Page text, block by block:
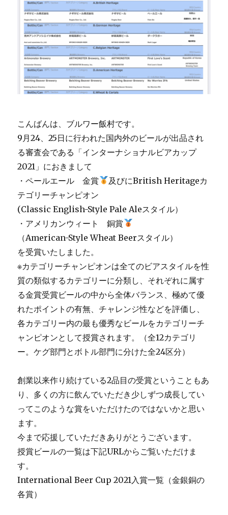
き
ま
し
た
～
に
こんばんは、ブルワー飯村です。
9月24、25日に行われた国内外のビールが出品され
る審査会である「インターナショナルビアカップ
2021」におきまして
・ペールエール 金賞
及びにBritish Heritageカ
テゴリーチャンピオン
(Classic English-Style Pale Aleスタイル）
・アメリカンウィート 銅賞
（American-Style Wheat Beerスタイル）
を受賞いたしました。
※カテゴリーチャンピオンは全てのビアスタイルを性
質の類似するカテゴリーに分類し、それぞれに属す
る金賞受賞ビールの中から全体バランス、極めて優
れたポイントの有無、チャレンジ性などを評価し、
各カテゴリー内の最も優秀なビールをカテゴリーチ
ャンピオンとして授賞されます。（全12カテゴリ
ー。ケグ部門とボトル部門に分けた全24区分）
創業以来作り続けている2品目の受賞ということもあ
り、多くの方に飲んでいただき少しずつ成長してい
ってこのような賞をいただけたのではないかと思い
ます。
今まで応援していただきありがとうございます。
授賞ビールの一覧は下記URLからご覧いただけま
す。
International Beer Cup 2021入賞一覧（金銀銅の
各賞）